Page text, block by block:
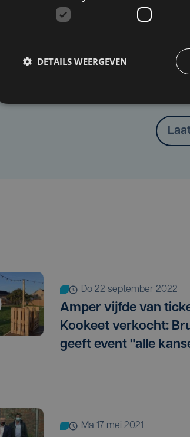
Heb je een taal-
do 22 september 2022
Amper vijfde van
Kookeet verkocht:
geeft event "alle
ma 17 mei 2021
DETAILS WEERGEVEN